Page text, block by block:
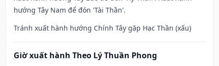
hướng Tây Nam để đón 'Tài Thần'.
Tránh xuất hành hướng Chính Tây gặp Hạc Thần (xấu)
Giờ xuất hành Theo Lý Thuần Phong